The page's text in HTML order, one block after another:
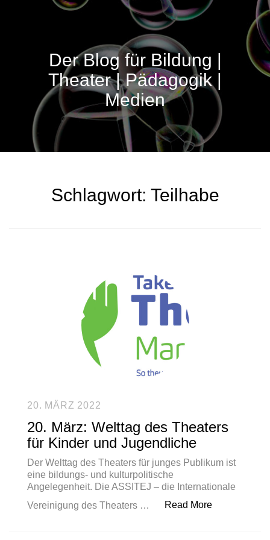
Der Blog für Bildung |
Theater | Pädagogik |
Medien
Schlagwort: Teilhabe
20. MÄRZ 2022
20. März: Welttag des Theaters
für Kinder und Jugendliche
Der Welttag des Theaters für junges Publikum ist
eine bildungs- und kulturpolitische
Angelegenheit. Die ASSITEJ – die Internationale
Vereinigung des Theaters …
Read More„20. März: